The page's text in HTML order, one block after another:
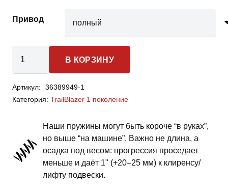
Привод
товара
TrailBlazer
1
пружины
задней
В КОРЗИНУ
Артикул:
36389949-1
Категория: TrailBlazer 1 поколение
Наши пружины могут быть короче “в руках”,
но выше “на машине”. Важно не длина, а
осадка под весом: прогрессия проседает
меньше и даёт 1" (+20–25 мм) к клиренсу/
лифту подвески.